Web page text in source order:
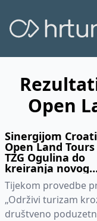
Open
Sinergijom
Open Land Tours
TZG Ogulina do
kreiranja novog
turističkog
Tijekom provedbe
„Održivi turizam
društveno